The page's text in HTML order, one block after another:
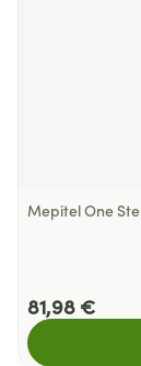
Mepitel One
81,98 €